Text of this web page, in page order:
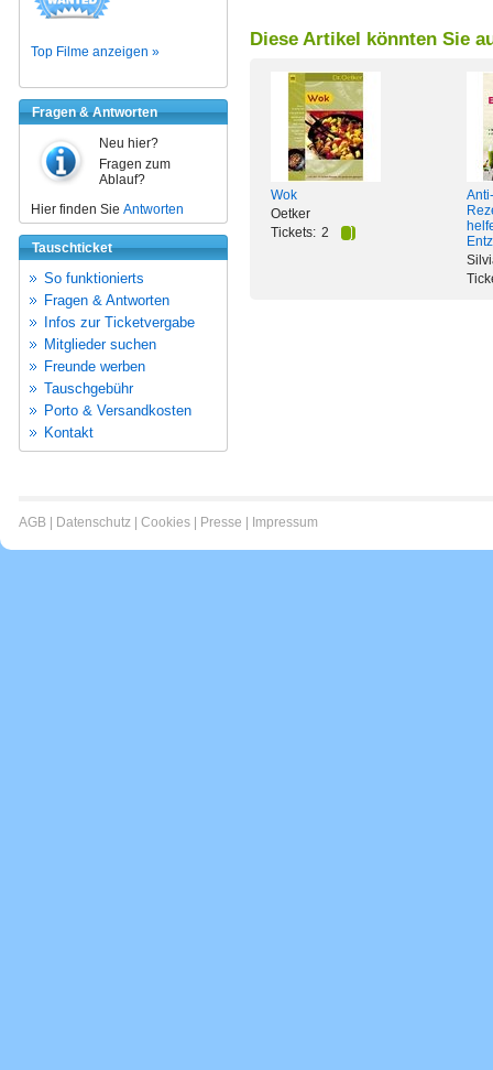
Top Filme anzeigen »
Fragen & Antworten
Neu hier?
Fragen zum
Ablauf?
Hier finden Sie Antworten
Tauschticket
So funktionierts
Fragen & Antworten
Infos zur Ticketvergabe
Mitglieder suchen
Freunde werben
Tauschgebühr
Porto & Versandkosten
Kontakt
Diese Artikel könnten Sie
Wok
Oetker
Tickets: 2
AGB Datenschutz Cookies Presse Impressum